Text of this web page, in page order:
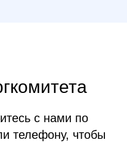
с нами по
телефону, чтобы